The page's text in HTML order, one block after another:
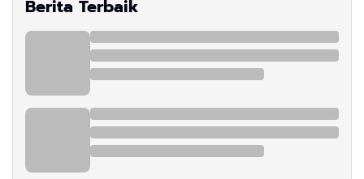
Berita Terbaik